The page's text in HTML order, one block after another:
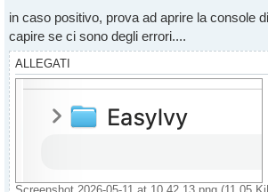
in caso positivo, prova ad aprire la console
capire se ci sono degli errori....
ALLEGATI